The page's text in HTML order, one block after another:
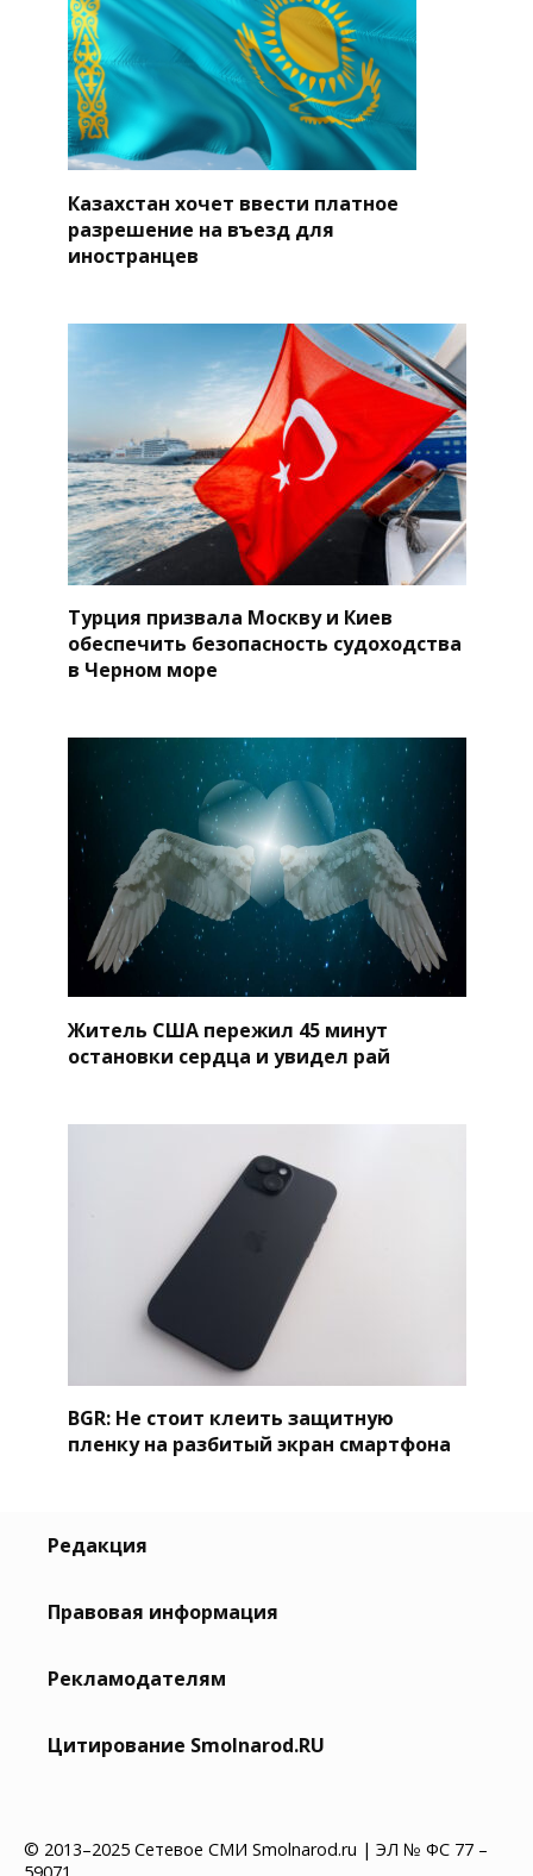
Казахстан хочет ввести платное
разрешение на въезд для
иностранцев
Турция призвала Москву и Киев
обеспечить безопасность судоходства
в Черном море
Житель США пережил 45 минут
остановки сердца и увидел рай
BGR: Не стоит клеить защитную
пленку на разбитый экран смартфона
Редакция
Правовая информация
Рекламодателям
Цитирование Smolnarod.RU
© 2013–2025 Сетевое СМИ Smolnarod.ru | ЭЛ № ФС 77 –